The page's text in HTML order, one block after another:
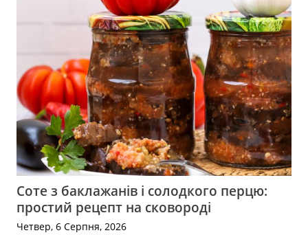
Соте з баклажанів і солодкого перцю:
простий рецепт на сковороді
Четвер, 6 Серпня, 2026